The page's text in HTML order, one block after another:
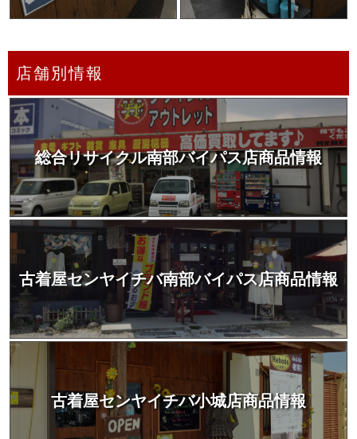
店舗別情報
総合リサイクル南部バイパス店商品情報
古着屋センヤイチバ南部バイパス店商品情報
古着屋センヤイチバ小城店商品情報